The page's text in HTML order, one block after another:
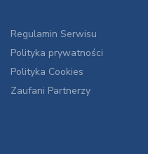
Regulamin Serwisu
Polityka prywatności
Polityka Cookies
Zaufani Partnerzy